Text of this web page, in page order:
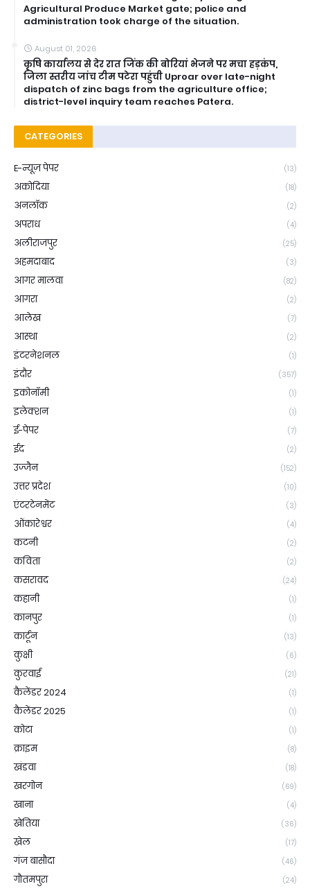
Agricultural Produce Market gate; police and
administration took charge of the situation.
August 01, 2026
कृषि कार्यालय से देर रात जिंक की बोरियां भेजने पर मचा हड़कंप,
जिला स्तरीय जांच टीम पटेरा पहुंची Uproar over late-night
dispatch of zinc bags from the agriculture office;
district-level inquiry team reaches Patera.
CATEGORIES
E-न्यूज़ पेपर (13)
अकोदिया (18)
अनलॉक (2)
अपराध (4)
अलीराजपुर (25)
अहमदाबाद (3)
आगर मालवा (82)
आगरा (2)
आलेख (7)
आस्था (2)
इंटरनेशनल (1)
इंदौर (357)
इकोनॉमी (1)
इलेक्शन (1)
ई-पेपर (7)
ईद (2)
उज्जैन (152)
उत्तर प्रदेश (10)
एंटरटेनमेंट (3)
ओंकारेश्वर (4)
कटनी (2)
कविता (2)
कसरावद (24)
कहानी (1)
कानपुर (1)
कार्टून (13)
कुक्षी (6)
कुरवाई (21)
कैलेंडर 2024 (1)
कैलेंडर 2025 (1)
कोटा (1)
क्राइम (8)
खंडवा (18)
खरगोन (69)
खाना (4)
खेतिया (36)
खेल (17)
गंज बासौदा (46)
गौतमपुरा (24)